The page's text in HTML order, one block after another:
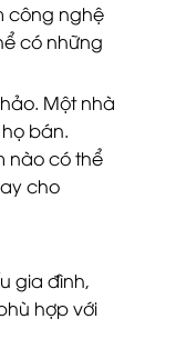
công nghệ
có những
Một nhà
bán.
nào có thể
cho
gia đình,
hợp với